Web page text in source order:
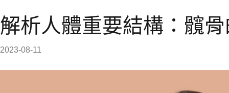
解析人體重要結構：髖
2023-08-11